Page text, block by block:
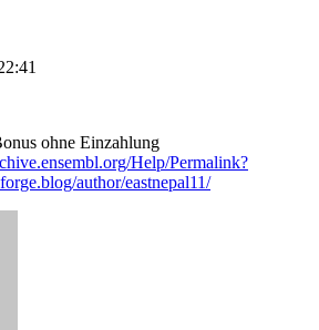
ohne Einzahlung
Help/Permalink?
author/eastnepal11/